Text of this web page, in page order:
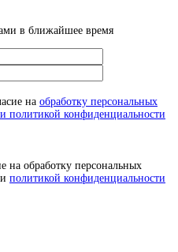
в ближайшее время
на обработку персональных
политикой конфиденциальности
на обработку персональных
политикой конфиденциальности